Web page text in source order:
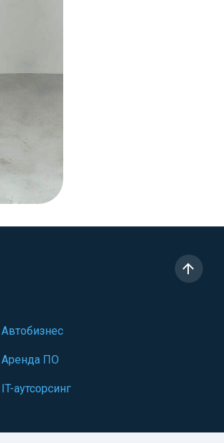
Автобизнес
Аренда ПО
IT-аутсорсинг